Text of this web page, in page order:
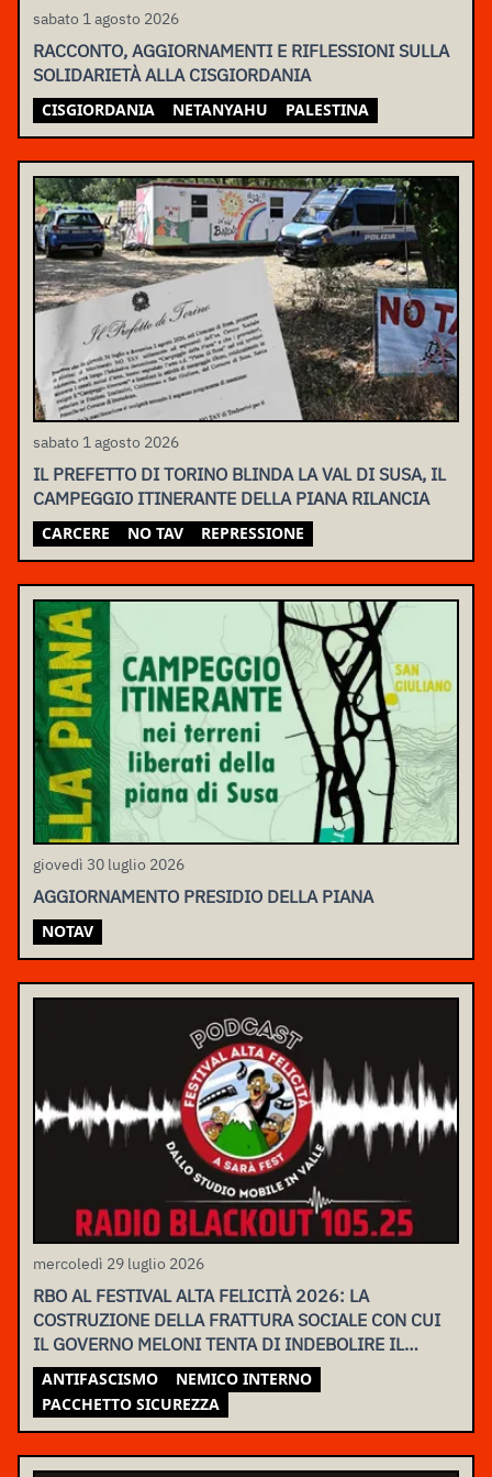
sabato 1 agosto 2026
RACCONTO, AGGIORNAMENTI E RIFLESSIONI SULLA
SOLIDARIETÀ ALLA CISGIORDANIA
CISGIORDANIA NETANYAHU PALESTINA
sabato 1 agosto 2026
IL PREFETTO DI TORINO BLINDA LA VAL DI SUSA, IL
CAMPEGGIO ITINERANTE DELLA PIANA RILANCIA
CARCERE NO TAV REPRESSIONE
giovedì 30 luglio 2026
AGGIORNAMENTO PRESIDIO DELLA PIANA
NOTAV
mercoledì 29 luglio 2026
RBO AL FESTIVAL ALTA FELICITÀ 2026: LA
COSTRUZIONE DELLA FRATTURA SOCIALE CON CUI
IL GOVERNO MELONI TENTA DI INDEBOLIRE IL
MOVIMENTO
ANTIFASCISMO
NEMICO INTERNO
PACCHETTO SICUREZZA